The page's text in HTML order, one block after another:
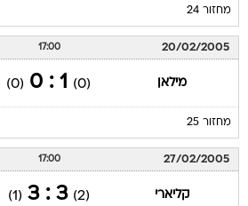
מחזור 24
20/02/2005
17:00
מילאן (0)
1 : 0
(0)
מחזור 25
27/02/2005
17:00
קליארי (2)
3 : 3
(1)